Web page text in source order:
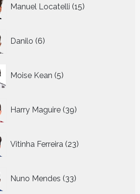
Manuel Locatelli 15
producten
Danilo 6
producten
Moise Kean 5
producten
Harry Maguire 39
producten
Vitinha Ferreira 23
producten
Nuno Mendes 33
producten